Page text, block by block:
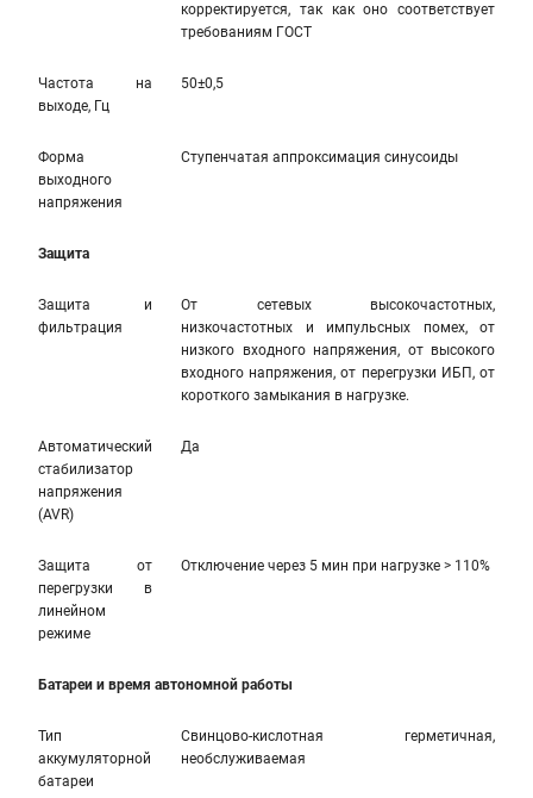
корректируется, так как оно соответствует
требованиям ГОСТ
Частота на
выходе, Гц
50±0,5
Форма
выходного
напряжения
Ступенчатая аппроксимация синусоиды
Защита
Защита и
фильтрация
От сетевых высокочастотных,
низкочастотных и импульсных помех, от
низкого входного напряжения, от высокого
входного напряжения, от перегрузки ИБП, от
короткого замыкания в нагрузке.
Автоматический
стабилизатор
напряжения
(AVR)
Да
Защита от
перегрузки в
линейном
режиме
Отключение через 5 мин при нагрузке > 110%
Батареи и время автономной работы
Тип
аккумуляторной
батареи
Свинцово-кислотная герметичная,
необслуживаемая